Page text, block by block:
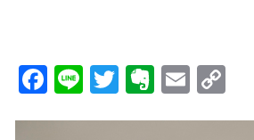
Facebook
LineTwitterEvernote
Email